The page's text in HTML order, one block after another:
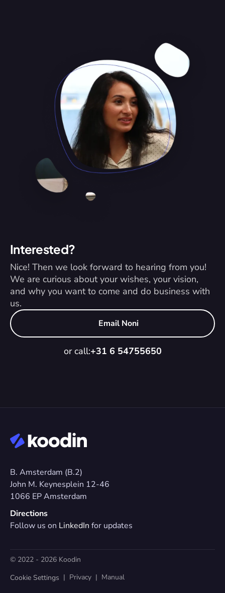
Interested?
Nice! Then we look forward to hearing from you!
We are curious about your wishes, your vision,
and why you want to come and do business with
us.
Email Noni
or call:+31 6 54755650
B. Amsterdam (B.2)
John M. Keynesplein 12-46
1066 EP Amsterdam
Directions
Follow us on LinkedIn for updates
© 2022 - 2026 Koodin
Cookie Settings
  |
Privacy
  |
Manual